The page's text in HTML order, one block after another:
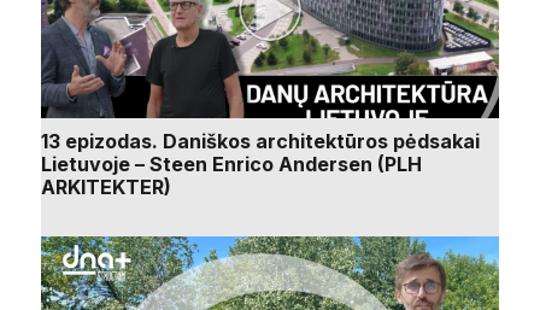
13 epizodas. Daniškos architektūros pėdsakai
Lietuvoje – Steen Enrico Andersen (PLH
ARKITEKTER)